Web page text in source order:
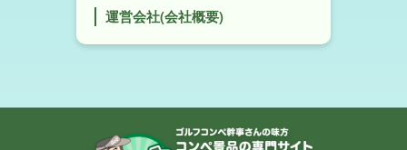
運営会社(会社概要)